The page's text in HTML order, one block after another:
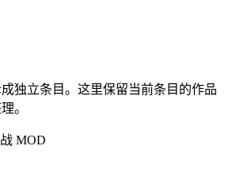
独立条目。这里保留当前条目的作品
。
MOD